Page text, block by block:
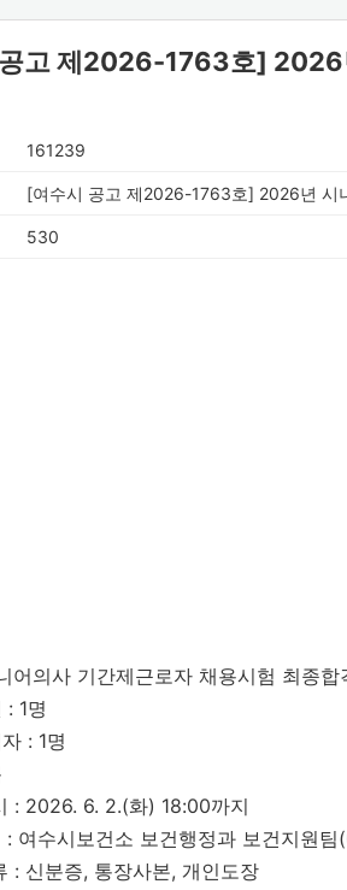
고 제2026-1763호] 2026
161239
[여수시 공고 제2026-1763호] 2026년 시
530
어의사 기간제근로자 채용시험 최종
1명
: 1명
: 2026. 6. 2.(화) 18:00까지
: 여수시보건소 보건행정과 보건지원
: 신분증, 통장사본, 개인도장